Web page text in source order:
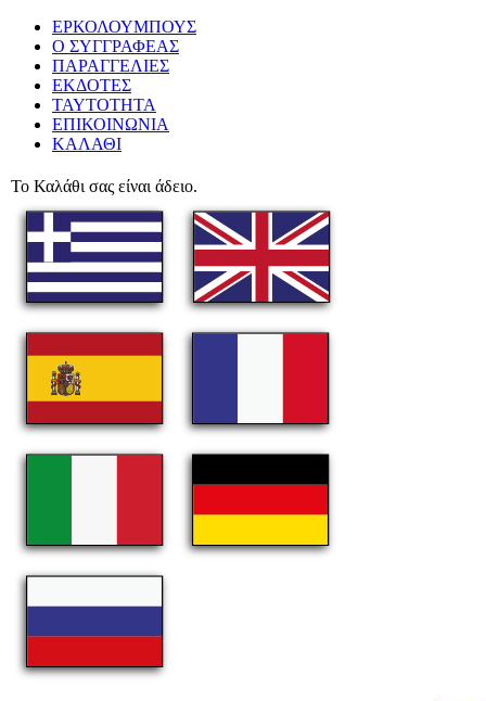
ΕΡΚΟΛΟΥΜΠΟΥΣ
Ο ΣΥΓΓΡΑΦΕΑΣ
ΠΑΡΑΓΓΕΛΙΕΣ
ΕΚΔΟΤΕΣ
ΤΑΥΤΟΤΗΤΑ
ΕΠΙΚΟΙΝΩΝΙΑ
ΚΑΛΑΘΙ
Το Καλάθι σας είναι άδειο.